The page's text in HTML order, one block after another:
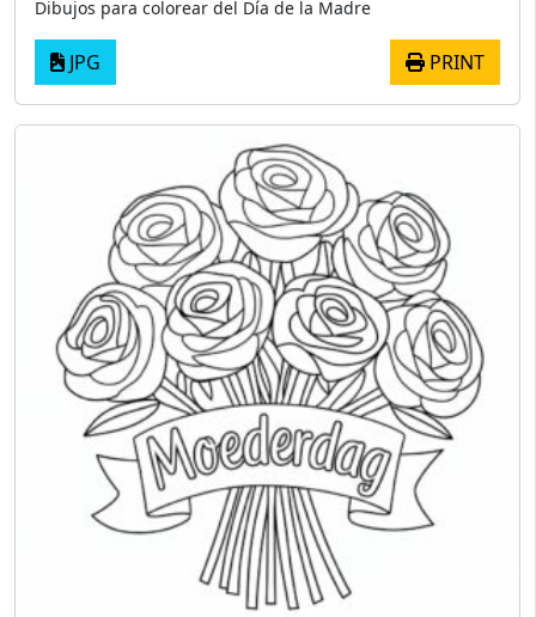
Dibujos para colorear del Día de la Madre
JPG PRINT